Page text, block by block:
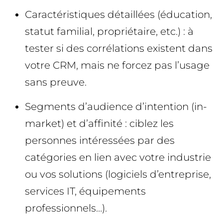
Caractéristiques détaillées (éducation,
statut familial, propriétaire, etc.) : à
tester si des corrélations existent dans
votre CRM, mais ne forcez pas l’usage
sans preuve.
Segments d’audience d’intention (in-
market) et d’affinité : ciblez les
personnes intéressées par des
catégories en lien avec votre industrie
ou vos solutions (logiciels d’entreprise,
services IT, équipements
professionnels…).